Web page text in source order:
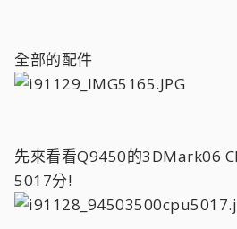
全部的配件
先來看看Q9450的3DMark06
5017分!